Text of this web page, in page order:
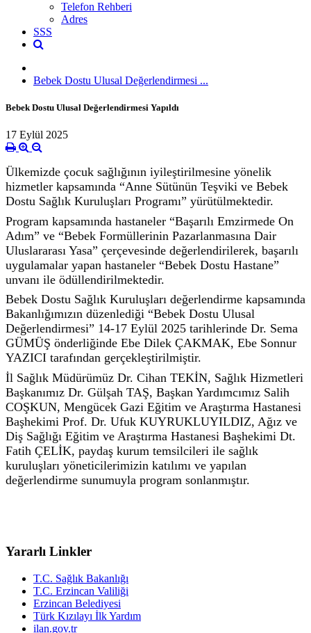
Telefon Rehberi
Adres
SSS
Bebek Dostu Ulusal Değerlendirmesi ...
Bebek Dostu Ulusal Değerlendirmesi Yapıldı
17 Eylül 2025
Ülkemizde çocuk sağlığının iyileştirilmesine yönelik
hizmetler kapsamında “Anne Sütünün Teşviki ve Bebek
Dostu Sağlık Kuruluşları Programı” yürütülmektedir.
Program kapsamında hastaneler “Başarılı Emzirmede On
Adım” ve “Bebek Formüllerinin Pazarlanmasına Dair
Uluslararası Yasa” çerçevesinde değerlendirilerek, başarılı
uygulamalar yapan hastaneler “Bebek Dostu Hastane”
unvanı ile ödüllendirilmektedir.
Bebek Dostu Sağlık Kuruluşları değerlendirme kapsamında
Bakanlığımızın düzenlediği “Bebek Dostu Ulusal
Değerlendirmesi” 14-17 Eylül 2025 tarihlerinde Dr. Sema
GÜMÜŞ önderliğinde Ebe Dilek ÇAKMAK, Ebe Sonnur
YAZICI tarafından gerçekleştirilmiştir.
İl Sağlık Müdürümüz Dr. Cihan TEKİN, Sağlık Hizmetleri
Başkanımız Dr. Gülşah TAŞ, Başkan Yardımcımız Salih
COŞKUN, Mengücek Gazi Eğitim ve Araştırma Hastanesi
Başhekimi Prof. Dr. Ufuk KUYRUKLUYILDIZ, Ağız ve
Diş Sağlığı Eğitim ve Araştırma Hastanesi Başhekimi Dt.
Fatih ÇELİK, paydaş kurum temsilcileri ile sağlık
kuruluşları yöneticilerimizin katılımı ve yapılan
değerlendirme sunumuyla program sonlanmıştır.
Yararlı Linkler
T.C. Sağlık Bakanlığı
T.C. Erzincan Valiliği
Erzincan Belediyesi
Türk Kızılayı İlk Yardım
ilan.gov.tr